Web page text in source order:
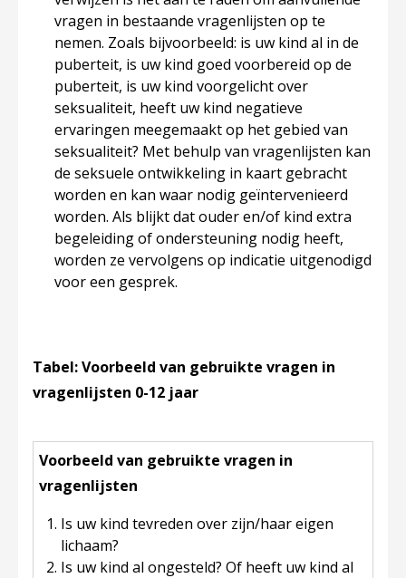
vragen in bestaande vragenlijsten op te
nemen. Zoals bijvoorbeeld: is uw kind al in de
puberteit, is uw kind goed voorbereid op de
puberteit, is uw kind voorgelicht over
seksualiteit, heeft uw kind negatieve
ervaringen meegemaakt op het gebied van
seksualiteit? Met behulp van vragenlijsten kan
de seksuele ontwikkeling in kaart gebracht
worden en kan waar nodig geïntervenieerd
worden. Als blijkt dat ouder en/of kind extra
begeleiding of ondersteuning nodig heeft,
worden ze vervolgens op indicatie uitgenodigd
voor een gesprek.
Tabel: Voorbeeld van gebruikte vragen in
vragenlijsten 0-12 jaar
Voorbeeld van gebruikte vragen in
vragenlijsten
Is uw kind tevreden over zijn/haar eigen
lichaam?
Is uw kind al ongesteld? Of heeft uw kind al